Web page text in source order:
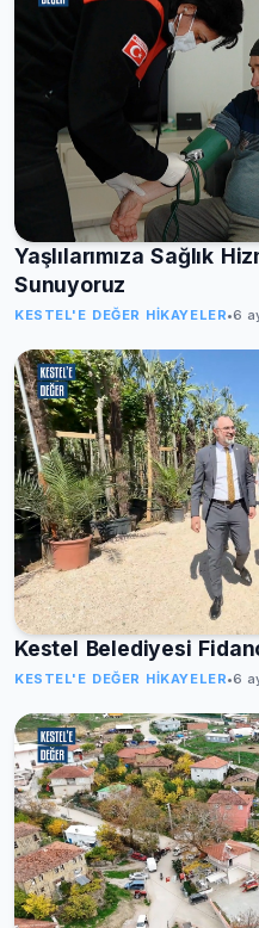
Yaşlılarımıza Sağlık
Sunuyoruz
KESTEL'E DEĞER HIKAYELER•6
Kestel Belediyesi
KESTEL'E DEĞER HIKAYELER•6